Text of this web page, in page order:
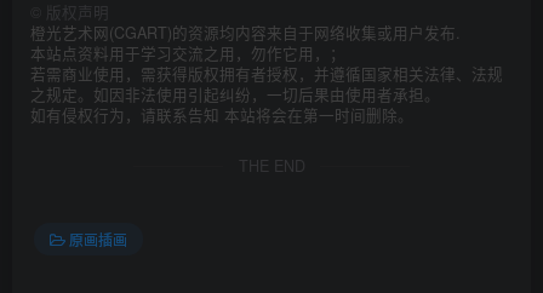
版权声明
橙光艺术网(CGART)的资源均内容来自于网络收集或用户发布.
本站点资料用于学习交流之用，勿作它用，；
若需商业使用，需获得版权拥有者授权，并遵循国家相关法律、法规
之规定。如因非法使用引起纠纷，一切后果由使用者承担。
如有侵权行为，请联系告知 本站将会在第一时间删除。
THE END
原画插画